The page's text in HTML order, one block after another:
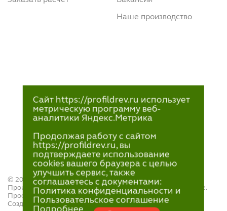
Наше производство
© 2021—2023
Производство и продажа пиломатериалов в Петрозаводске.
ПрофильДрев.
Создание и поддержка сайта — «Артлекс»
Сайт https://profildrev.ru использует
метрическую программу веб-
аналитики Яндекс.Метрика
Продолжая работу с сайтом
https://profildrev.ru, вы
подтверждаете использование
cookies вашего браузера с целью
улучшить сервис, также
соглашаетесь с документами:
Политика конфиденциальности и
Пользовательское соглашение